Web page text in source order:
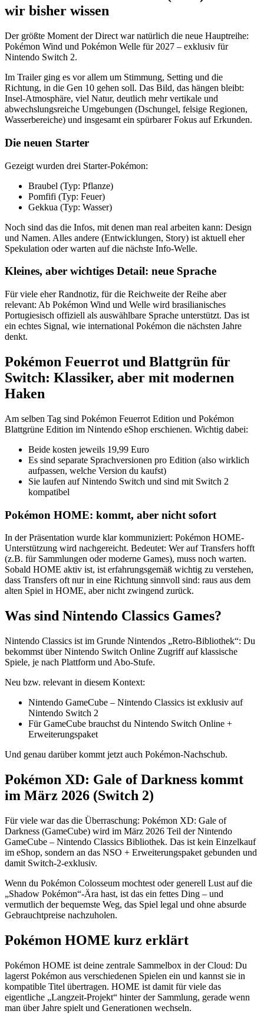
wir bisher wissen
Der größte Moment der Direct war natürlich die neue Hauptreihe:
Pokémon Wind und Pokémon Welle für 2027 – exklusiv für
Nintendo Switch 2.
Im Trailer ging es vor allem um Stimmung, Setting und die
Richtung, in die Gen 10 gehen soll. Das Bild, das hängen bleibt:
Insel-Atmosphäre, viel Natur, deutlich mehr vertikale und
abwechslungsreiche Umgebungen (Dschungel, felsige Regionen,
Wasserbereiche) und insgesamt ein spürbarer Fokus auf Erkunden.
Die neuen Starter
Gezeigt wurden drei Starter-Pokémon:
Braubel (Typ: Pflanze)
Pomfifi (Typ: Feuer)
Gekkua (Typ: Wasser)
Noch sind das die Infos, mit denen man real arbeiten kann: Design
und Namen. Alles andere (Entwicklungen, Story) ist aktuell eher
Spekulation oder warten auf die nächste Info-Welle.
Kleines, aber wichtiges Detail: neue Sprache
Für viele eher Randnotiz, für die Reichweite der Reihe aber
relevant: Ab Pokémon Wind und Welle wird brasilianisches
Portugiesisch offiziell als auswählbare Sprache unterstützt. Das ist
ein echtes Signal, wie international Pokémon die nächsten Jahre
denkt.
Pokémon Feuerrot und Blattgrün für
Switch: Klassiker, aber mit modernen
Haken
Am selben Tag sind Pokémon Feuerrot Edition und Pokémon
Blattgrüne Edition im Nintendo eShop erschienen. Wichtig dabei:
Beide kosten jeweils 19,99 Euro
Es sind separate Sprachversionen pro Edition (also wirklich
aufpassen, welche Version du kaufst)
Sie laufen auf Nintendo Switch und sind mit Switch 2
kompatibel
Pokémon HOME: kommt, aber nicht sofort
In der Präsentation wurde klar kommuniziert: Pokémon HOME-
Unterstützung wird nachgereicht. Bedeutet: Wer auf Transfers hofft
(z.B. für Sammlungen oder moderne Games), muss noch warten.
Sobald HOME aktiv ist, ist erfahrungsgemäß wichtig zu verstehen,
dass Transfers oft nur in eine Richtung sinnvoll sind: raus aus dem
alten Spiel in HOME, aber nicht zwingend zurück.
Was sind Nintendo Classics Games?
Nintendo Classics ist im Grunde Nintendos „Retro-Bibliothek“: Du
bekommst über Nintendo Switch Online Zugriff auf klassische
Spiele, je nach Plattform und Abo-Stufe.
Neu bzw. relevant in diesem Kontext:
Nintendo GameCube – Nintendo Classics ist exklusiv auf
Nintendo Switch 2
Für GameCube brauchst du Nintendo Switch Online +
Erweiterungspaket
Und genau darüber kommt jetzt auch Pokémon-Nachschub.
Pokémon XD: Gale of Darkness kommt
im März 2026 (Switch 2)
Für viele war das die Überraschung: Pokémon XD: Gale of
Darkness (GameCube) wird im März 2026 Teil der Nintendo
GameCube – Nintendo Classics Bibliothek. Das ist kein Einzelkauf
im eShop, sondern an das NSO + Erweiterungspaket gebunden und
damit Switch-2-exklusiv.
Wenn du Pokémon Colosseum mochtest oder generell Lust auf die
„Shadow Pokémon“-Ära hast, ist das ein fettes Ding – und
vermutlich der bequemste Weg, das Spiel legal und ohne absurde
Gebrauchtpreise nachzuholen.
Pokémon HOME kurz erklärt
Pokémon HOME ist deine zentrale Sammelbox in der Cloud: Du
lagerst Pokémon aus verschiedenen Spielen ein und kannst sie in
kompatible Titel übertragen. HOME ist damit für viele das
eigentliche „Langzeit-Projekt“ hinter der Sammlung, gerade wenn
man über Jahre spielt und Generationen wechseln.